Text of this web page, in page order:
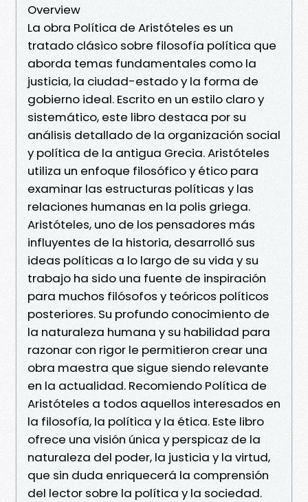
Overview
La obra Política de Aristóteles es un
tratado clásico sobre filosofía política que
aborda temas fundamentales como la
justicia, la ciudad-estado y la forma de
gobierno ideal. Escrito en un estilo claro y
sistemático, este libro destaca por su
análisis detallado de la organización social
y política de la antigua Grecia. Aristóteles
utiliza un enfoque filosófico y ético para
examinar las estructuras políticas y las
relaciones humanas en la polis griega.
Aristóteles, uno de los pensadores más
influyentes de la historia, desarrolló sus
ideas políticas a lo largo de su vida y su
trabajo ha sido una fuente de inspiración
para muchos filósofos y teóricos políticos
posteriores. Su profundo conocimiento de
la naturaleza humana y su habilidad para
razonar con rigor le permitieron crear una
obra maestra que sigue siendo relevante
en la actualidad. Recomiendo Política de
Aristóteles a todos aquellos interesados en
la filosofía, la política y la ética. Este libro
ofrece una visión única y perspicaz de la
naturaleza del poder, la justicia y la virtud,
que sin duda enriquecerá la comprensión
del lector sobre la política y la sociedad.